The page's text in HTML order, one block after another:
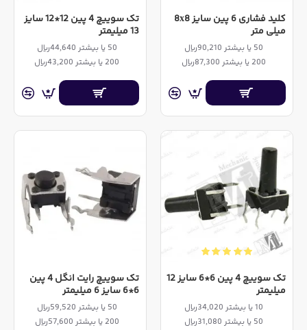
کلید فشاری 6 پین سایز 8x8
میلی متر
50 یا بیشتر 90,210ریال
200 یا بیشتر 87,300ریال
تک سوییچ 4 پین 12*12 سایز
13 میلیمتر
50 یا بیشتر 44,640ریال
200 یا بیشتر 43,200ریال
تک سوییچ 4 پین 6*6 سایز 12
میلیمتر
10 یا بیشتر 34,020ریال
50 یا بیشتر 31,080ریال
تک سوییچ رایت انگل 4 پین
6*6 سایز 6 میلیمتر
50 یا بیشتر 59,520ریال
200 یا بیشتر 57,600ریال